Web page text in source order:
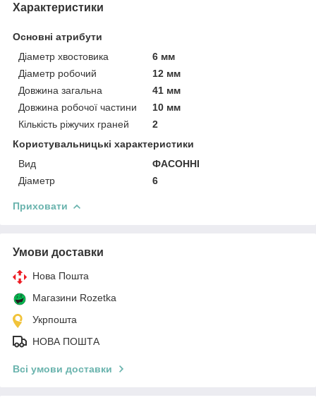
Характеристики
Основні атрибути
Діаметр хвостовика
6 мм
Діаметр робочий
12 мм
Довжина загальна
41 мм
Довжина робочої частини
10 мм
Кількість ріжучих граней
2
Користувальницькі характеристики
Вид
ФАСОННІ
Діаметр
6
Приховати
Умови доставки
Нова Пошта
Магазини Rozetka
Укрпошта
НОВА ПОШТА
Всі умови доставки